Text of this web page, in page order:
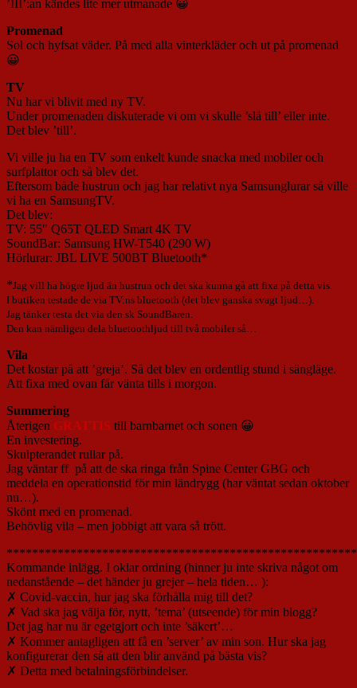
’III’:an kändes lite mer utmanade 😀
Promenad
Sol och hyfsat väder. På med alla vinterkläder och ut på promenad
😀
TV
Nu har vi blivit med ny TV.
Under promenaden diskuterade vi om vi skulle ’slå till’ eller inte.
Det blev ’till’.
Vi ville ju ha en TV som enkelt kunde snacka med mobiler och
surfplattor och så blev det.
Eftersom både hustrun och jag har relativt nya Samsunglurar så ville
vi ha en SamsungTV.
Det blev:
TV: 55″ Q65T QLED Smart 4K TV
SoundBar: Samsung HW-T540 (290 W)
Hörlurar: JBL LIVE 500BT Bluetooth*
*Jag vill ha högre ljud än hustrun och det ska kunna gå att fixa på detta vis.
I butiken testade de via TV:ns bluetooth (det blev ganska svagt ljud…).
Jag tänker testa det via den sk SoundBaren.
Den kan nämligen dela bluetoothljud till två mobiler så…
Vila
Det kostar på att ’greja’. Så det blev en ordentlig stund i sängläge.
Att fixa med ovan får vänta tills i morgon.
Summering
Återigen GRATTIS till barnbarnet och sonen 😀
En investering.
Skulpterandet rullar på.
Jag väntar ff på att de ska ringa från Spine Center GBG och
meddela en operationstid för min ländrygg (har väntat sedan oktober
nu…).
Skönt med en promenad.
Behövlig vila – men jobbigt att vara så trött.
Kommande inlägg. I oklar ordning (hinner ju inte skriva något om
nedanstående – det händer ju grejer – hela tiden… ):
✗ Covid-vaccin, hur jag ska förhålla mig till det?
✗ Vad ska jag välja för, nytt, ’tema’ (utseende) för min blogg?
Det jag har nu är egetgjort och inte ’säkert’…
✗ Kommer antagligen att få en ’server’ av min son. Hur ska jag
konfigurerar den så att den blir använd på bästa vis?
✗ Detta med betalningsförbindelser.